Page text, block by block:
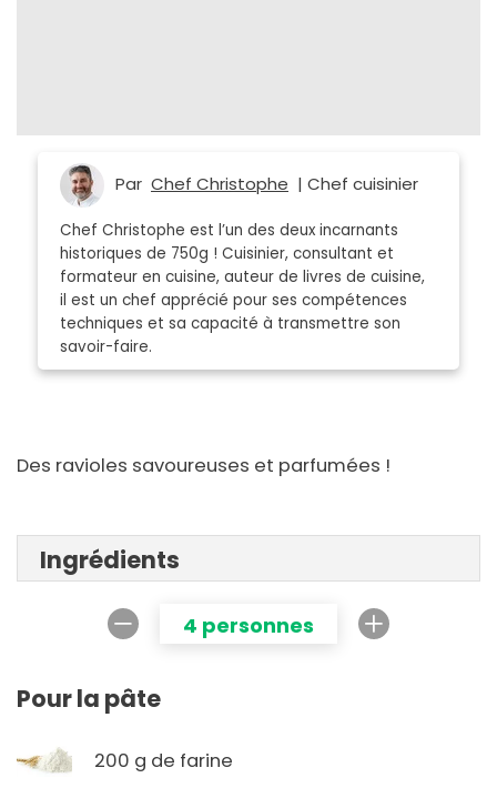
Par Chef Christophe | Chef cuisinier
Chef Christophe est l’un des deux incarnants
historiques de 750g ! Cuisinier, consultant et
formateur en cuisine, auteur de livres de cuisine,
il est un chef apprécié pour ses compétences
techniques et sa capacité à transmettre son
savoir-faire.
Des ravioles savoureuses et parfumées !
Ingrédients
4 personnes
Pour la pâte
200 g de farine